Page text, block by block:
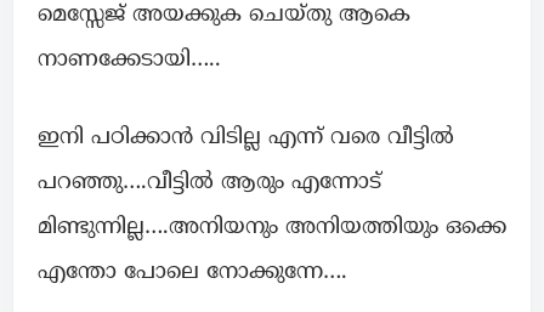
മെസ്സേജ് അയക്കുക ചെയ്തു ആകെ
നാണക്കേടായി…..
ഇനി പഠിക്കാൻ വിടില്ല എന്ന് വരെ വീട്ടിൽ
പറഞ്ഞു….വീട്ടിൽ ആരും എന്നോട്
മിണ്ടുന്നില്ല….അനിയനും അനിയത്തിയും ഒക്കെ
എന്തോ പോലെ നോക്കുന്നേ….